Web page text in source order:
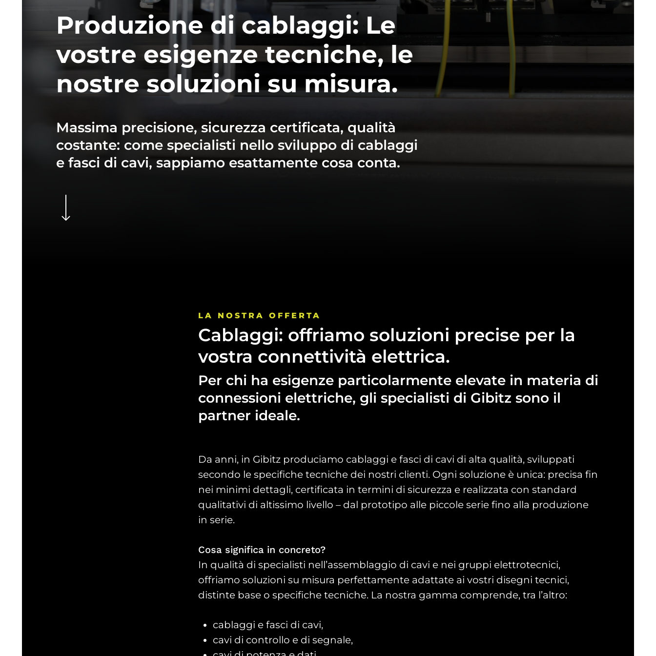
Produzione di cablaggi: Le
vostre esigenze tecniche, le
nostre soluzioni su misura.
Massima precisione, sicurezza certificata, qualità
costante: come specialisti nello sviluppo di cablaggi
e fasci di cavi, sappiamo esattamente cosa conta.
LA NOSTRA OFFERTA
Cablaggi: offriamo soluzioni precise per la
vostra connettività elettrica.
Per chi ha esigenze particolarmente elevate in materia di
connessioni elettriche, gli specialisti di Gibitz sono il
partner ideale.
Da anni, in Gibitz produciamo cablaggi e fasci di cavi di alta qualità, sviluppati
secondo le specifiche tecniche dei nostri clienti. Ogni soluzione è unica: precisa fin
nei minimi dettagli, certificata in termini di sicurezza e realizzata con standard
qualitativi di altissimo livello – dal prototipo alle piccole serie fino alla produzione
in serie.
Cosa significa in concreto?
In qualità di specialisti nell’assemblaggio di cavi e nei gruppi elettrotecnici,
offriamo soluzioni su misura perfettamente adattate ai vostri disegni tecnici,
distinte base o specifiche tecniche. La nostra gamma comprende, tra l’altro:
cablaggi e fasci di cavi,
cavi di controllo e di segnale,